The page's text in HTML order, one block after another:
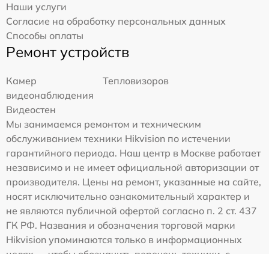
Наши услуги
Согласие на обработку персональных данных
Способы оплаты
Ремонт устройств
Камер
видеонаблюдения
Тепловизоров
Видеостен
Мы занимаемся ремонтом и техническим
обслуживанием техники Hikvision по истечении
гарантийного периода. Наш центр в Москве работает
независимо и не имеет официальной авторизации от
производителя. Цены на ремонт, указанные на сайте,
носят исключительно ознакомительный характер и
не являются публичной офертой согласно п. 2 ст. 437
ГК РФ. Названия и обозначения торговой марки
Hikvision упоминаются только в информационных